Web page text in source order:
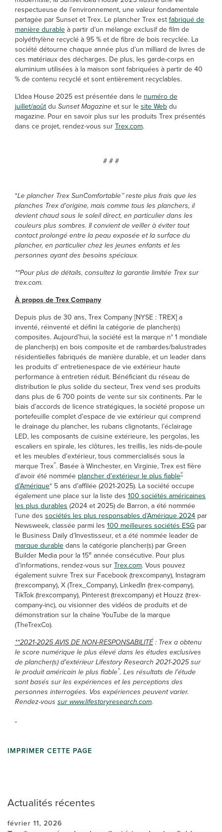
Actualités récentes
février 11, 2026
respectueuse de l’environnement, une valeur fondamentale
partagée par Sunset et Trex. Le plancher Trex estfabriqué de
manière durableà partir d’un mélange exclusif de film de
polyéthylène recyclé à 95 % et de fibre de bois recyclée. La
société détourne chaque année plus d’un milliard de livres de
ces matériaux des décharges. De plus, les garde-corps en
aluminium utilisées à la maison sont fabriquées à partir de 40
% de contenu recyclé et sont entièrement recyclables.
L’Idea House 2025 est présentée dans le numéro de
juillet/aoûtdu Sunset Magazineet sur lesite Webdu
magazine. Pour en savoir plus sur les produits Trex présentés
dans ce projet, rendez-vous surTrex.com.
# # #
*Le plancher Trex SunComfortable™ reste plus frais que les
planches Trex d'origine, mais comme tous les planchers, il
devient chaud sous le soleil direct, en particulier dans les
couleurs plus sombres. Il convient de veiller à éviter tout
contact prolongé entre la peau exposée et la surface du
plancher, en particulier chez les jeunes enfants et les
personnes ayant des besoins spéciaux.
**Pour plus de détails, consultez la garantie limitée Trex sur
trex.com.
À propos de Trex Company
Depuis plus de 30 ans, Trex Company [NYSE : TREX] a
inventé, réinventé et défini la catégorie de plancher(s)
composites. Aujourd’hui, la société est la marque n° 1 mondiale
de plancher(s) en bois composite et de rambardes/balustrades
résidentielles fabriqués de manière durable, et un leader dans
les produits d’ entretienespace de vie extérieur haute
performance à entretien réduit. Bénéficiant du réseau de
distribution le plus solide du secteur, Trex vend ses produits
dans plus de 6 700 points de vente sur six continents. Par le
biais d’accords de licence stratégiques, la société propose un
portefeuille complet d’espace de vie extérieur qui comprend
le drainage du plancher, les rubans clignotants, l’éclairage
LED, les composants de cuisine extérieure, les pergolas, les
escaliers en spirale, les clôtures, les treillis, les nids-de-poule
et les meubles d’extérieur, tous commercialisés sous la
marque Trex®. Basée à Winchester, en Virginie, Trex est fière
d’avoir été nommée plancher d’extérieur le plus fiable®
d’Amérique* 5 ans d’affilée (2021-2025). La société occupe
également une place sur la liste des 100 sociétés américaines
les plus durables (2024 et 2025) de Barron, a été nommée
l’une des sociétés les plus responsables d’Amérique 2024 par
Newsweek, classée parmi les 100 meilleures sociétés ESG par
le Business Daily d’Investisseur, et a été nommée leader de
marque durabledans la catégorie plancher(s) par Green
Builder Media pour la 15e année consécutive. Pour plus
d’informations, rendez-vous surTrex.com. Vous pouvez
également suivre Trex sur Facebook (trexcompany), Instagram
(trexcompany), X (Trex_Company), LinkedIn (trex-company),
TikTok (trexcompany), Pinterest (trexcompany) et Houzz (trex-
company-inc), ou visionner des vidéos de produits et de
démonstration sur la chaîne YouTube de la marque
(TheTrexCo).
**2021-2025 AVIS DE NON-RESPONSABILITÉ: Trex a obtenu
le score numérique le plus élevé dans les études exclusives
de plancher(s) d’extérieur Lifestory Research 2021-2025 sur
le produit américain le plus fiable®. Les résultats de l’étude
sont basés sur les expériences et les perceptions des
personnes interrogées. Vos expériences peuvent varier.
Rendez-vous sur www.lifestoryresearch.com.
IMPRIMER CETTE PAGE